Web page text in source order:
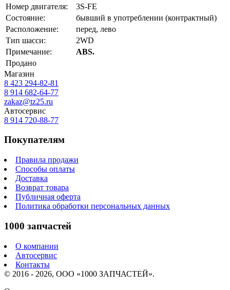
Номер двигателя:
3S-FE
Состояние:
бывший в употреблении (контрактный)
Расположение:
перед, лево
Тип шасси:
2WD
Примечание:
ABS.
Продано
Магазин
8 423 294-82-81
8 914 682-64-77
zakaz@tz25.ru
Автосервис
8 914 720-88-77
Покупателям
Правила продажи
Способы оплаты
Доставка
Возврат товара
Публичная оферта
Политика обработки персональных данных
1000 запчастей
О компании
Автосервис
Контакты
© 2016 - 2026, ООО «1000 ЗАПЧАСТЕЙ».